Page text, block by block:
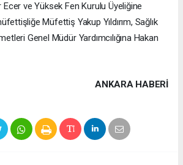
Ecer ve Yüksek Fen Kurulu Üyeliğine
Müfettiş Yakup Yıldırım, Sağlık
Genel Müdür Yardımcılığına Hakan
ANKARA HABERİ